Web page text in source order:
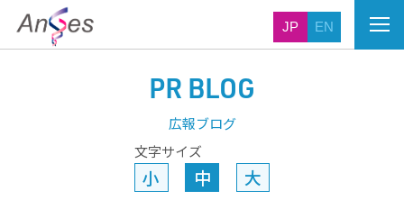
JP EN
PR BLOG
広報ブログ
文字サイズ
小 中 大